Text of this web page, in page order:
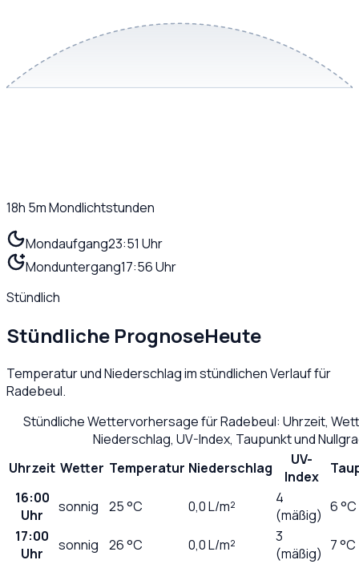
18h 5mMondlichtstunden
Mondaufgang23:51 Uhr
Monduntergang17:56 Uhr
Stündlich
Stündliche PrognoseHeute
Temperatur und Niederschlag im stündlichen Verlauf für
Radebeul.
Stündliche Wettervorhersage fürRadebeul: Uhrzeit,
Niederschlag, UV-Index, Taupunkt und
Uhrzeit Wetter Temperatur Niederschlag
UV-
Index
16:00
Uhr
sonnig 25°C 0,0L/m²
4
(mäßig) 6 °C
17:00
Uhr
sonnig 26°C 0,0L/m²
3
(mäßig) 7 °C